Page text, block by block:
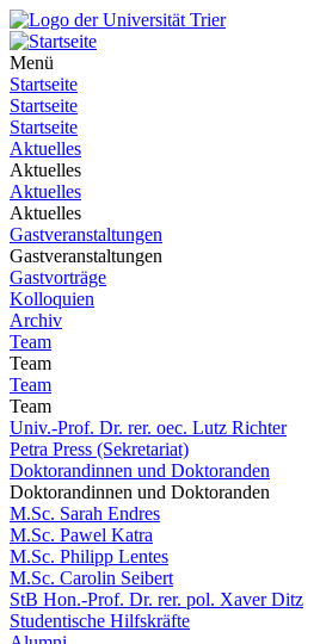
Menü
Startseite
Startseite
Startseite
Aktuelles
Aktuelles
Aktuelles
Aktuelles
Gastveranstaltungen
Gastveranstaltungen
Gastvorträge
Kolloquien
Archiv
Team
Team
Team
Team
Univ.-Prof. Dr. rer. oec. Lutz Richter
Petra Press (Sekretariat)
Doktorandinnen und Doktoranden
Doktorandinnen und Doktoranden
M.Sc. Sarah Endres
M.Sc. Pawel Katra
M.Sc. Philipp Lentes
M.Sc. Carolin Seibert
StB Hon.-Prof. Dr. rer. pol. Xaver Ditz
Studentische Hilfskräfte